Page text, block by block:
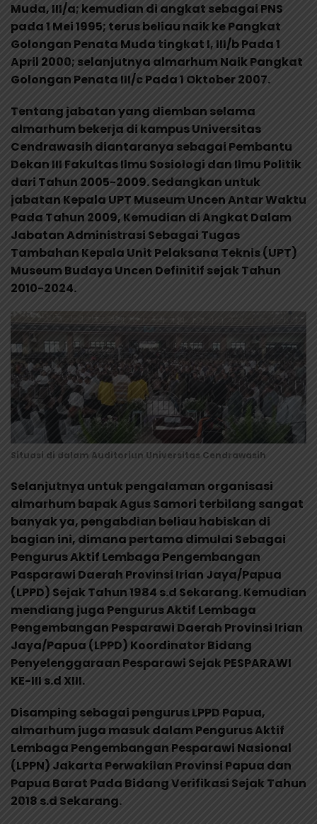
Muda, III/a; kemudian di angkat sebagai PNS
pada 1 Mei 1995; terus beliau naik ke Pangkat
Golongan Penata Muda tingkat I, III/b Pada 1
April 2000; selanjutnya almarhum Naik Pangkat
Golongan Penata III/c Pada 1 Oktober 2007.
Tentang jabatan yang diemban selama
almarhum bekerja di kampus Universitas
Cendrawasih diantaranya sebagai Pembantu
Dekan III Fakultas Ilmu Sosiologi dan Ilmu Politik
dari Tahun 2005-2009. Sedangkan untuk
jabatan Kepala UPT Museum Uncen Antar Waktu
Pada Tahun 2009, Kemudian di Angkat Dalam
Jabatan Administrasi Sebagai Tugas
Tambahan Kepala Unit Pelaksana Teknis (UPT)
Museum Budaya Uncen Definitif sejak Tahun
2010-2024.
Situasi di dalam Auditoriun Universitas Cendrawasih
Selanjutnya untuk pengalaman organisasi
almarhum bapak Agus Samori terbilang sangat
banyak ya, pengabdian beliau habiskan di
bagian ini, dimana pertama dimulai Sebagai
Pengurus Aktif Lembaga Pengembangan
Pasparawi Daerah Provinsi Irian Jaya/Papua
(LPPD) Sejak Tahun 1984 s.d Sekarang. Kemudian
mendiang juga Pengurus Aktif Lembaga
Pengembangan Pesparawi Daerah Provinsi Irian
Jaya/Papua (LPPD) Koordinator Bidang
Penyelenggaraan Pesparawi Sejak PESPARAWI
KE-III s.d XIII.
Disamping sebagai pengurus LPPD Papua,
almarhum juga masuk dalam Pengurus Aktif
Lembaga Pengembangan Pesparawi Nasional
(LPPN) Jakarta Perwakilan Provinsi Papua dan
Papua Barat Pada Bidang Verifikasi Sejak Tahun
2018 s.d Sekarang.